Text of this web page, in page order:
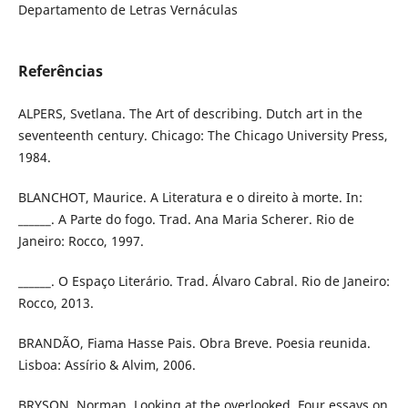
Departamento de Letras Vernáculas
Referências
ALPERS, Svetlana. The Art of describing. Dutch art in the
seventeenth century. Chicago: The Chicago University Press,
1984.
BLANCHOT, Maurice. A Literatura e o direito à morte. In:
______. A Parte do fogo. Trad. Ana Maria Scherer. Rio de
Janeiro: Rocco, 1997.
______. O Espaço Literário. Trad. Álvaro Cabral. Rio de Janeiro:
Rocco, 2013.
BRANDÃO, Fiama Hasse Pais. Obra Breve. Poesia reunida.
Lisboa: Assírio & Alvim, 2006.